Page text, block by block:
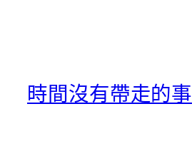
時間沒有帶走的事